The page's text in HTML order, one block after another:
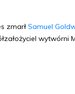
zmarł Samuel
wytwórni